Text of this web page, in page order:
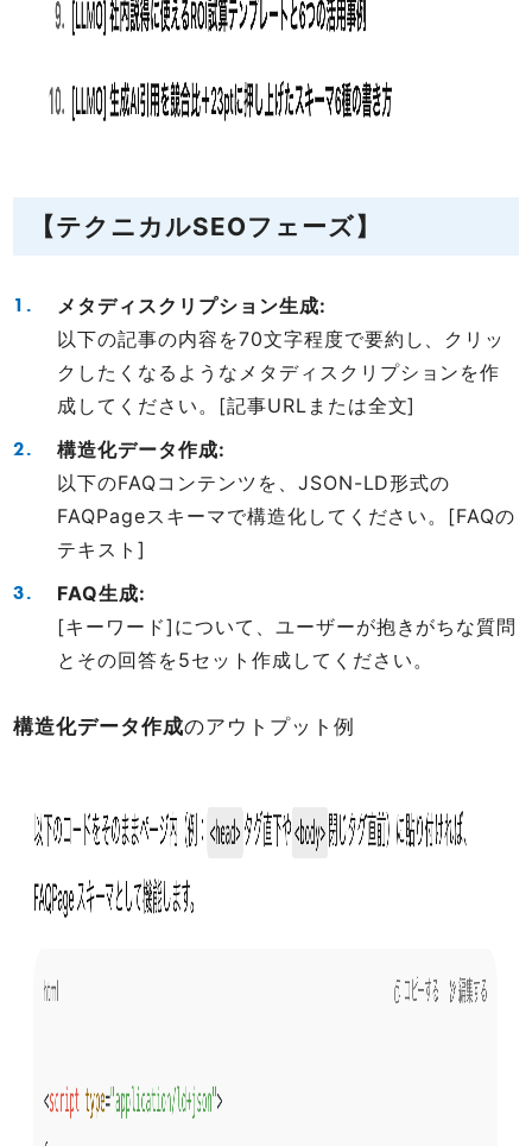
【テクニカルSEOフェーズ】
メタディスクリプション生成:
以下の記事の内容を70文字程度で要約し、クリッ
クしたくなるようなメタディスクリプションを作
成してください。[記事URLまたは全文]
構造化データ作成:
以下のFAQコンテンツを、JSON-LD形式の
FAQPageスキーマで構造化してください。[FAQの
テキスト]
FAQ生成:
[キーワード]について、ユーザーが抱きがちな質問
とその回答を5セット作成してください。
構造化データ作成のアウトプット例